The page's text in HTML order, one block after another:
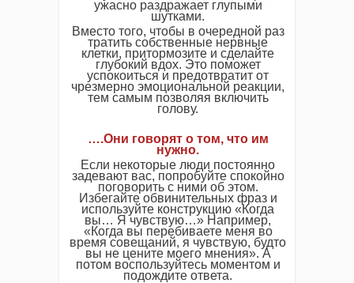
ужасно раздражает глупыми
шутками.
Вместо того, чтобы в очередной раз
тратить собственные нервные
клетки, притормозите и сделайте
глубокий вдох. Это поможет
успокоиться и предотвратит от
чрезмерно эмоциональной реакции,
тем самым позволяя включить
голову.
….Они говорят о том, что им
нужно.
Если некоторые люди постоянно
задевают вас, попробуйте спокойно
поговорить с ними об этом.
Избегайте обвинительных фраз и
используйте конструкцию «Когда
вы… Я чувствую…» Например,
«Когда вы перебиваете меня во
время совещаний, я чувствую, будто
вы не цените моего мнения». А
потом воспользуйтесь моментом и
подождите ответа.